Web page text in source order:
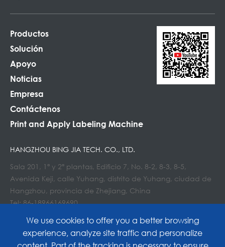
Productos
Solución
Apoyo
Noticias
Empresa
Contáctenos
Print and Apply Labeling Machine
HANGZHOU BING JIA TECH. CO., LTD.
Sala 201, 1ª y 2ª plantas, Edificio 7, No. 8-2, 8-3, 8-5,
Avenida Keji, calle Yuhang, distrito de Yuhang, ciudad de
Hangzhou, provincia de Zhejiang, China
Tel: 86-18966169690
We use cookies to offer you a better browsing
experience, analyze site traffic and personalize